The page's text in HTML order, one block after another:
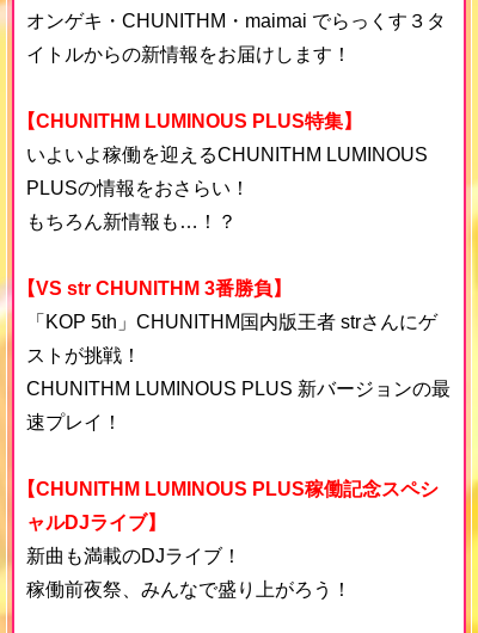
オンゲキ・CHUNITHM・maimai でらっくす３タ
イトルからの新情報をお届けします！
【CHUNITHM LUMINOUS PLUS特集】
いよいよ稼働を迎えるCHUNITHM LUMINOUS
PLUSの情報をおさらい！
もちろん新情報も…！？
【VS str CHUNITHM 3番勝負】
「KOP 5th」CHUNITHM国内版王者 strさんにゲ
ストが挑戦！
CHUNITHM LUMINOUS PLUS 新バージョンの最
速プレイ！
【CHUNITHM LUMINOUS PLUS稼働記念スペシ
ャルDJライブ】
新曲も満載のDJライブ！
稼働前夜祭、みんなで盛り上がろう！